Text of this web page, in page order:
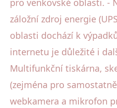
pro venkovské oblasti. -
záložní zdroj energie
oblasti dochází k
internetu je důležité i
Multifunkční tiskárna,
(zejména pro
webkamera a mikrofon